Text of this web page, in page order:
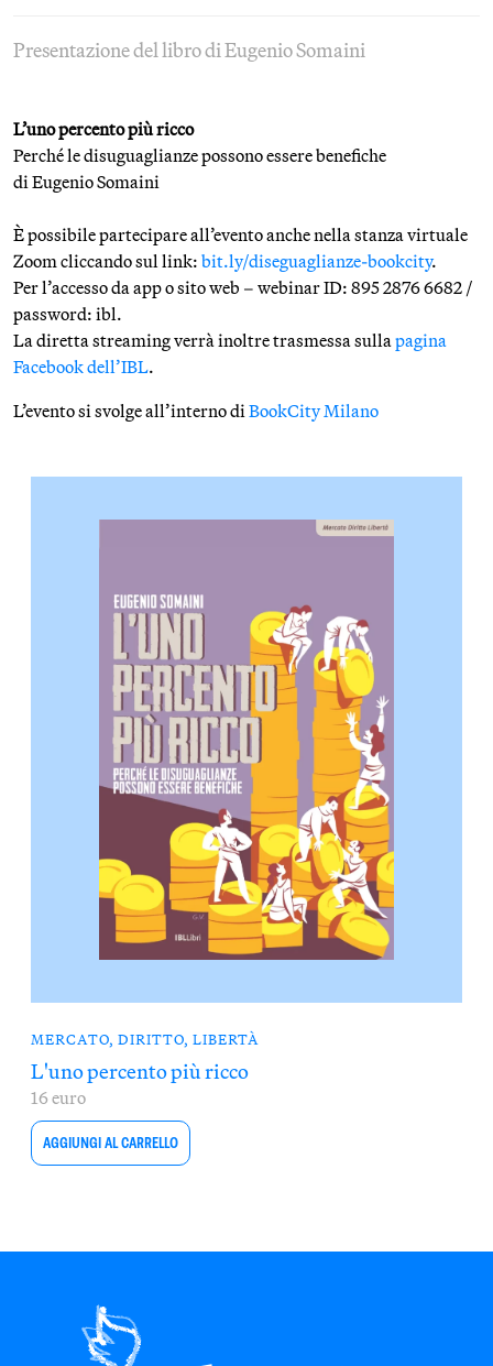
Presentazione del libro di Eugenio Somaini
L’uno percento più ricco
Perché le disuguaglianze possono essere benefiche
di Eugenio Somaini
È possibile partecipare all’evento anche nella stanza virtuale
Zoom cliccando sul link: bit.ly/diseguaglianze-bookcity.
Per l’accesso da app o sito web – webinar ID: 895 2876 6682 /
password: ibl.
La diretta streaming verrà inoltre trasmessa sullapagina
Facebook dell’IBL.
L’evento si svolge all’interno diBookCity Milano
MERCATO, DIRITTO, LIBERTÀ
L'uno percento più ricco
16 euro
AGGIUNGI AL CARRELLO